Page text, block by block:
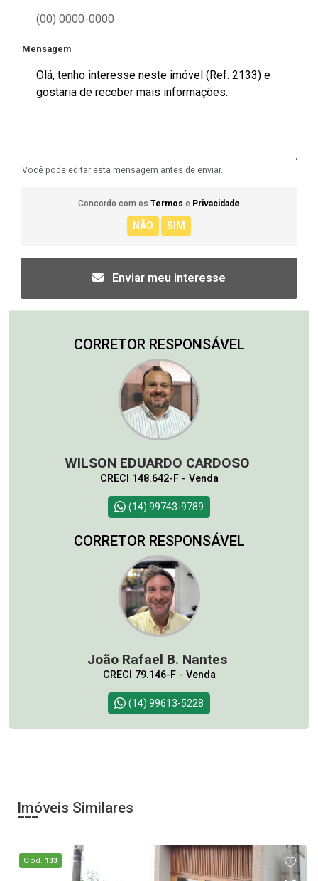
Mensagem
Você pode editar esta mensagem antes de enviar.
Concordo com os Termos e Privacidade
Enviar meu interesse
CORRETOR RESPONSÁVEL
WILSON EDUARDO CARDOSO
CRECI 148.642-F - Venda
(14) 99743-9789
CORRETOR RESPONSÁVEL
João Rafael B. Nantes
CRECI 79.146-F - Venda
(14) 99613-5228
Imóveis Similares
Cód. 133